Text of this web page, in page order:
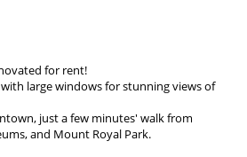
for rent!
large windows for stunning views of
just a few minutes' walk from
and Mount Royal Park.